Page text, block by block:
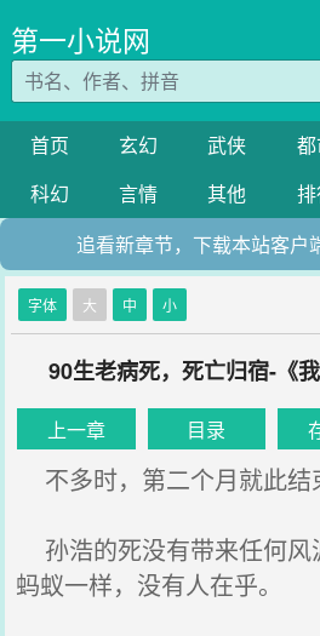
第一小说网
首页 玄幻 武侠
科幻
言情 其他
追看新章节，下载本站客户
字体 大 中 小
90生老病死，死亡归宿-《
上一章 目录
不多时，第二个月就此结
孙浩的死没有带来任何风
蚂蚁一样，没有人在乎。